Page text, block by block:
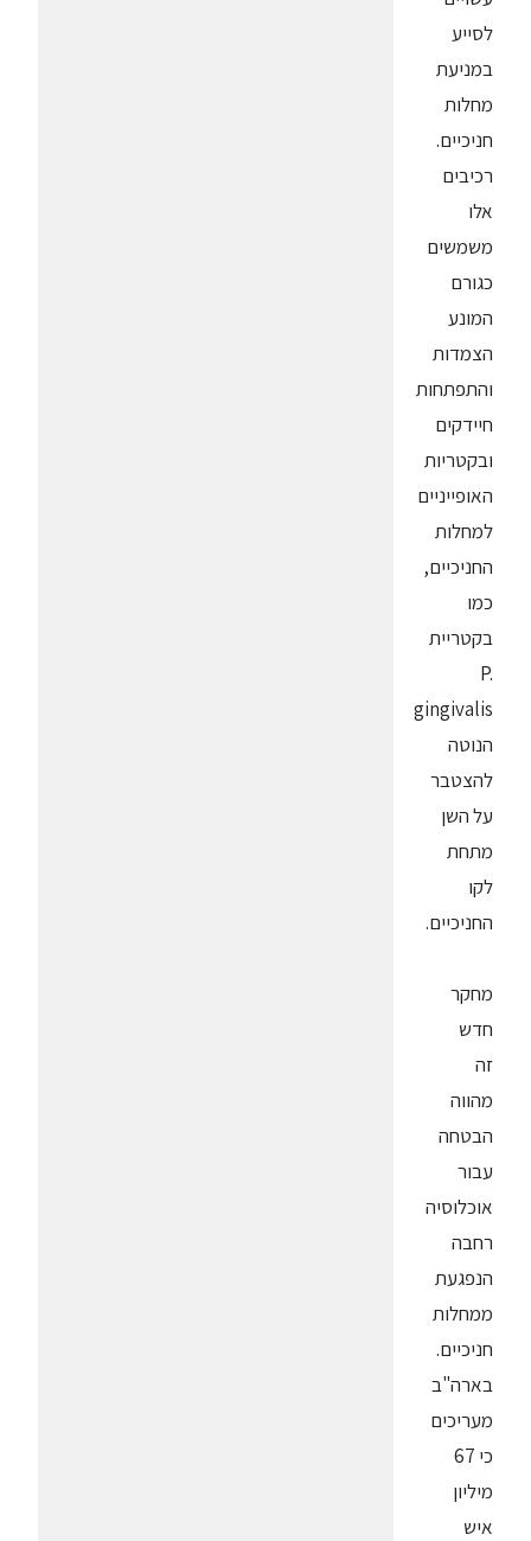
לסייע
במניעת
מחלות
חניכיים.
רכיבים
אלו
משמשים
כגורם
המונע
הצמדות
והתפתחות
חיידקים
ובקטריות
האופייניים
למחלות
החניכיים,
כמו
בקטריית
P.
gingivalis
הנוטה
להצטבר
על השן
מתחת
לקו
החניכיים.
מחקר
חדש
זה
מהווה
הבטחה
עבור
אוכלוסיה
רחבה
הנפגעת
ממחלות
חניכיים.
בארה"ב
מעריכים
כי 67
מיליון
איש